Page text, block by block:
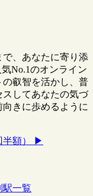
、あなたに寄り添
No.1のオンライン
叡智を活かし、普
してあなたの気づ
きに歩めるように
半額） ▶